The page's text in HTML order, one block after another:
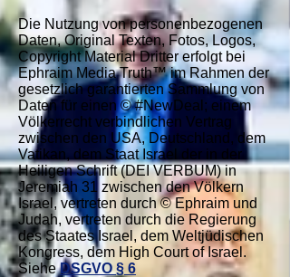
Die Nutzung von personenbezogenen
Daten, Original Texten, Fotos, Logos,
Copyright Material Dritter erfolgt bei
Ephraim Media Truth™ im Rahmen der
gesetzlich garantierten Sammlung von
Daten für einen © #NewDeal; einem
Völkerrecht verbindlichen Vertrag
zwischen den USA, Deutschland, dem
Vatikan, dem Staat Israel der in der
Heiligen Schrift (DEI VERBUM) in
Jeremiah 31 zwischen den Völkern
Israel, vertreten durch © Ephraim und
Judah, vertreten durch die Regierung
des Staates Israel, dem Weltjüdischen
Kongress, dem High Court of Israel.
SieheDSGVO § 6